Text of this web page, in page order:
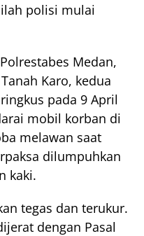
polisi mulai
Medan,
Karo, kedua
pada 9 April
mobil korban di
melawan saat
dilumpuhkan
kaki.
tegas dan terukur.
dengan Pasal